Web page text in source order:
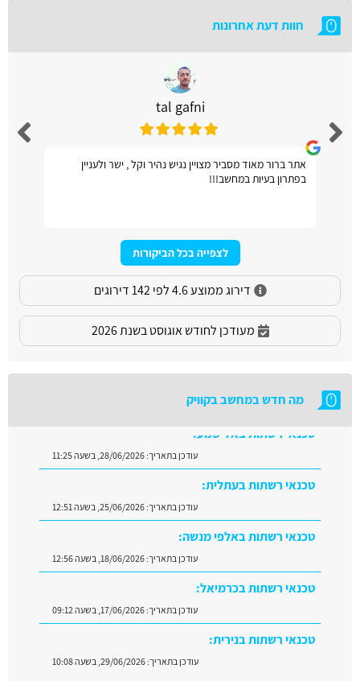
חוות דעת אחרונות
tal gafni
אתר ברור מאוד מסביר מצויין נגיש נהיר וקל , ישר ולעניין
בפתרון בעיות במחשב!!!
לצפייה בכל הביקורות
דירוג ממוצע 4.6 לפי 142 דירוגים
מעודכן לחודש אוגוסט בשנת 2026
מה חדש במחשב בקוויק
עודכן בתאריך:25/06/2026, בשעה 12:51
טכנאי רשתות באלפי מנשה:
עודכן בתאריך:18/06/2026, בשעה 12:56
טכנאי רשתות בכרמיאל:
עודכן בתאריך:17/06/2026, בשעה 09:12
עודכן בתאריך:29/06/2026, בשעה 10:08
טכנאי רשתות באלישמע: